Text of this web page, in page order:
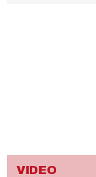
VIDEO